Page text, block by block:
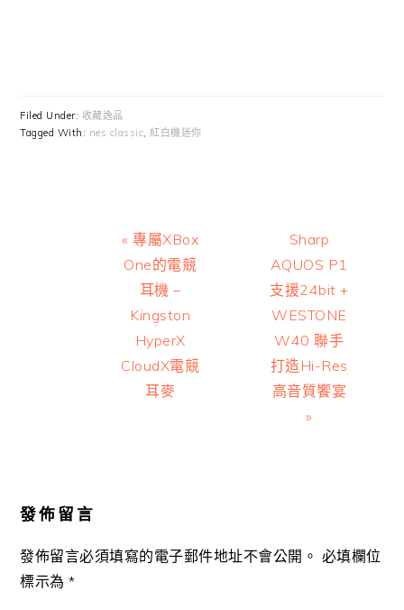
Filed Under: 收藏逸品
Tagged With: nes classic,紅白機迷你
Previous
Post:
« 專屬XBox
One的電競
耳機 –
Kingston
HyperX
CloudX電競
耳麥
Next
Post:
Sharp
AQUOS P1
支援24bit +
WESTONE
W40 聯手
打造Hi-Res
高音質饗宴
»
發佈留言
發佈留言必須填寫的電子郵件地址不會公開。 必填欄位
標示為*